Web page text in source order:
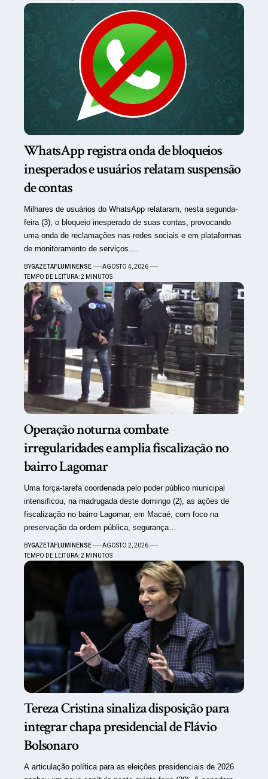
WhatsApp registra onda de bloqueios
inesperados e usuários relatam suspensão
de contas
Milhares de usuários do WhatsApp relataram, nesta segunda-
feira (3), o bloqueio inesperado de suas contas, provocando
uma onda de reclamações nas redes sociais e em plataformas
de monitoramento de serviços.…
BYGAZETAFLUMINENSE
AGOSTO 4, 2026
TEMPO DE LEITURA: 2 MINUTOS
Operação noturna combate
irregularidades e amplia fiscalização no
bairro Lagomar
Uma força-tarefa coordenada pelo poder público municipal
intensificou, na madrugada deste domingo (2), as ações de
fiscalização no bairro Lagomar, em Macaé, com foco na
preservação da ordem pública, segurança…
BYGAZETAFLUMINENSE
AGOSTO 2, 2026
TEMPO DE LEITURA: 2 MINUTOS
Tereza Cristina sinaliza disposição para
integrar chapa presidencial de Flávio
Bolsonaro
A articulação política para as eleições presidenciais de 2026